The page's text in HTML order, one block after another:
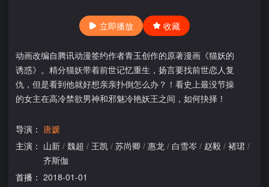
立即播放 收藏
动画改编自腾讯动漫签约作者青玉创作的原著漫画《猫妖的
诱惑》。精分猫妖带着前世记忆重生，扬言要找前世恋人复
仇，但是看到他就好想亲亲扑倒怎么办？！看史上最没节操
的女主在高冷禁欲男神和邪魅冷艳妖王之间，如何抉择！
导演： 唐媛
主演： 山新 / 魏超 / 王凯 / 苏尚卿 / 惠龙 / 白雪岑 / 赵毅 / 褚珺 /
齐斯伽
首播： 2018-01-01